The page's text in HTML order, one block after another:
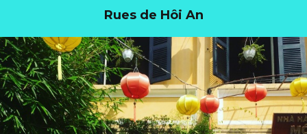
Rues de Hôi An